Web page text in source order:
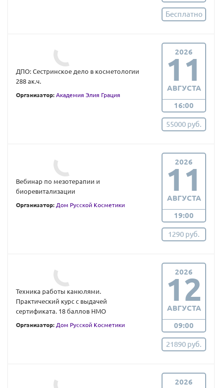
Бесплатно
ДПО: Сестринское дело в косметологии
288 ак.ч.
Организатор: Академия Элия Грация
2026
11
АВГУСТА
16:00
55000 руб.
Вебинар по мезотерапии и
биоревитализации
Организатор: Дом Русской Косметики
2026
11
АВГУСТА
19:00
1290 руб.
Техника работы канюлями.
Практический курс с выдачей
сертификата. 18 баллов НМО
Организатор: Дом Русской Косметики
2026
12
АВГУСТА
09:00
21890 руб.
2026